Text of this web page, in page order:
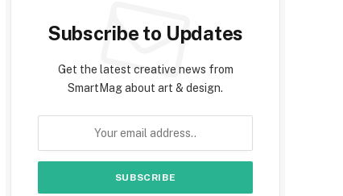
Subscribe to Updates
Get the latest creative news from
SmartMag about art & design.